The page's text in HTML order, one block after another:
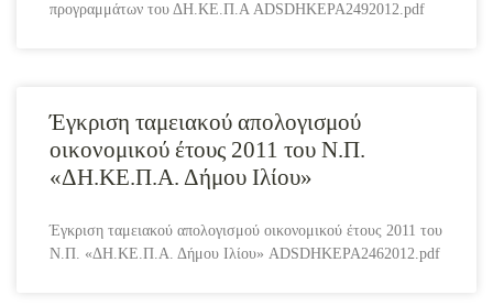
προγραμμάτων του ΔΗ.ΚΕ.Π.Α ADSDHKEPA2492012.pdf
Έγκριση ταμειακού απολογισμού
οικονομικού έτους 2011 του Ν.Π.
«ΔΗ.ΚΕ.Π.Α. Δήμου Ιλίου»
Έγκριση ταμειακού απολογισμού οικονομικού έτους 2011 του
Ν.Π. «ΔΗ.ΚΕ.Π.Α. Δήμου Ιλίου» ADSDHKEPA2462012.pdf